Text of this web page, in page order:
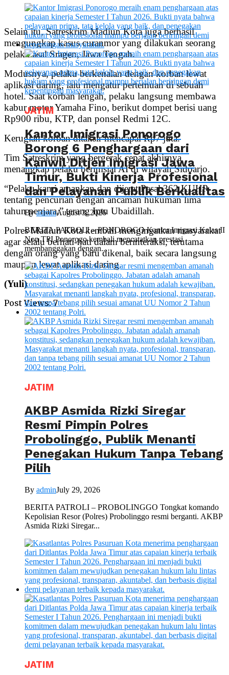
Selain itu, Satreskrim Madiun Kota juga berhasil
mengungkap kasus curanmor yang dilakukan seorang
pelaku asal Sragen, Jawa Tengah.
Modusnya, pelaku berkenalan dengan korban lewat
aplikasi daring, lalu mengatur pertemuan di sebuah
hotel. Saat korban lengah, pelaku langsung membawa
kabur motor Yamaha Fino, berikut dompet berisi uang
Rp900 ribu, KTP, dan ponsel Redmi 12C.
Kerugian korban ditaksir mencapai Rp7 juta.
Tim Satreskrim yang bergerak cepat akhirnya
menangkap pelaku berinisial AI di wilayah Sidoarjo.
“Pelaku kami amankan dan dijerat Pasal 362 KUHP
tentang pencurian dengan ancaman hukuman lima
tahun penjara,” terang Iptu Ubaidillah.
Polres Madiun Kota kembali mengingatkan masyarakat
agar selalu berhati-hati dalam berinteraksi, terutama
dengan orang yang baru dikenal, baik secara langsung
maupun lewat aplikasi daring.
(Yuli)
Post Views: 7
JATIM
Kantor Imigrasi Ponorogo
Borong 6 Penghargaan dari
Kanwil Ditjen Imigrasi Jawa
Timur, Bukti Kinerja Profesional
dan Pelayanan Publik Berkualitas
ByadminAugust 3, 2026
BERITA PATROLI – PONOROGO Kantor Imigrasi Kelas II
Non TPI Ponorogo kembali mencatatkan prestasi
membanggakan dengan...
JATIM
AKBP Asmida Rizki Siregar
Resmi Pimpin Polres
Probolinggo, Publik Menanti
Penegakan Hukum Tanpa Tebang
Pilih
By adminJuly 29, 2026
BERITA PATROLI – PROBOLINGGO Tongkat komando
Kepolisian Resor (Polres) Probolinggo resmi berganti. AKBP
Asmida Rizki Siregar...
JATIM